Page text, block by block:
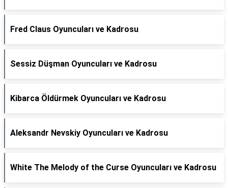
Fred Claus Oyuncuları ve Kadrosu
Sessiz Düşman Oyuncuları ve Kadrosu
Kibarca Öldürmek Oyuncuları ve Kadrosu
Aleksandr Nevskiy Oyuncuları ve Kadrosu
White The Melody of the Curse Oyuncuları ve Kadrosu